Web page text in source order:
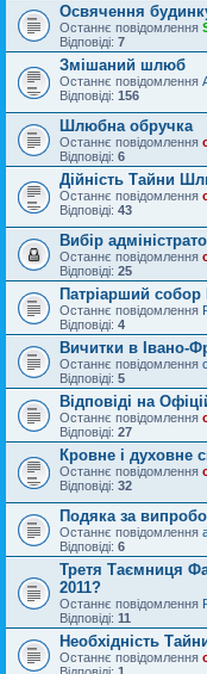
Освячення
Останнє повідомлення
Відповіді: 7
Змішаний шлюб
Останнє повідомлення
Відповіді: 156
Шлюбна обручка
Останнє повідомлення
Відповіді: 6
Дійність Тайни
Останнє повідомлення
Відповіді: 43
Вибір
Останнє повідомлення
Відповіді: 25
Патріарший собор
Останнє повідомлення
Відповіді: 4
Вичитки в Івано-
Останнє повідомлення
Відповіді: 5
Відповіді на
Останнє повідомлення
Відповіді: 27
Кровне і духовне
Останнє повідомлення
Відповіді: 32
Подяка за
Останнє повідомлення
Відповіді: 6
Третя Таємниця
2011?
Останнє повідомлення
Відповіді: 11
Необхідність
Останнє повідомлення
Відповіді: 1